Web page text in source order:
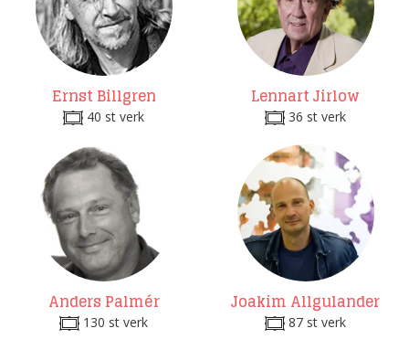
Ernst Billgren
40 st verk
Lennart Jirlow
36 st verk
Anders Palmér
130 st verk
Joakim Allgulander
87 st verk